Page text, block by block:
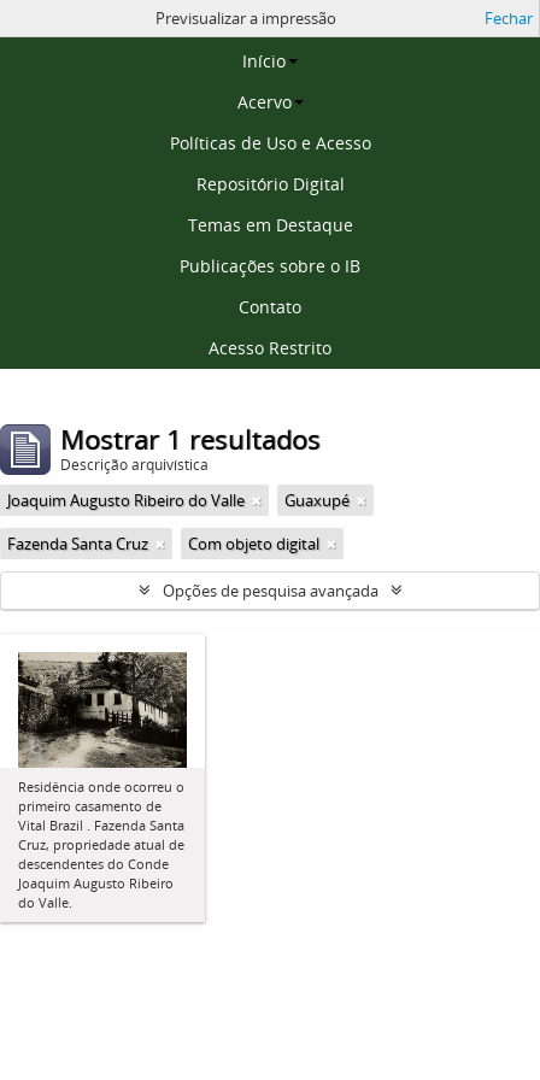
Página inicial
Início
Acervo
Políticas de Uso e Acesso
Repositório Digital
Temas em Destaque
Publicações sobre o IB
Contato
Acesso Restrito
Previsualizar a impressão Fechar
Mostrar 1 resultados
Descrição arquivística
Joaquim Augusto Ribeiro do Valle
Guaxupé
Fazenda Santa Cruz
Com objeto digital
Opções de pesquisa avançada
Residência onde ocorreu o
primeiro casamento de
Vital Brazil . Fazenda Santa
Cruz, propriedade atual de
descendentes do Conde
Joaquim Augusto Ribeiro
do Valle.